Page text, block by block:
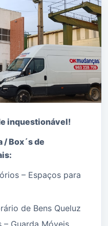
inquestionável!
Box´s de
– Espaços para
de Bens Queluz